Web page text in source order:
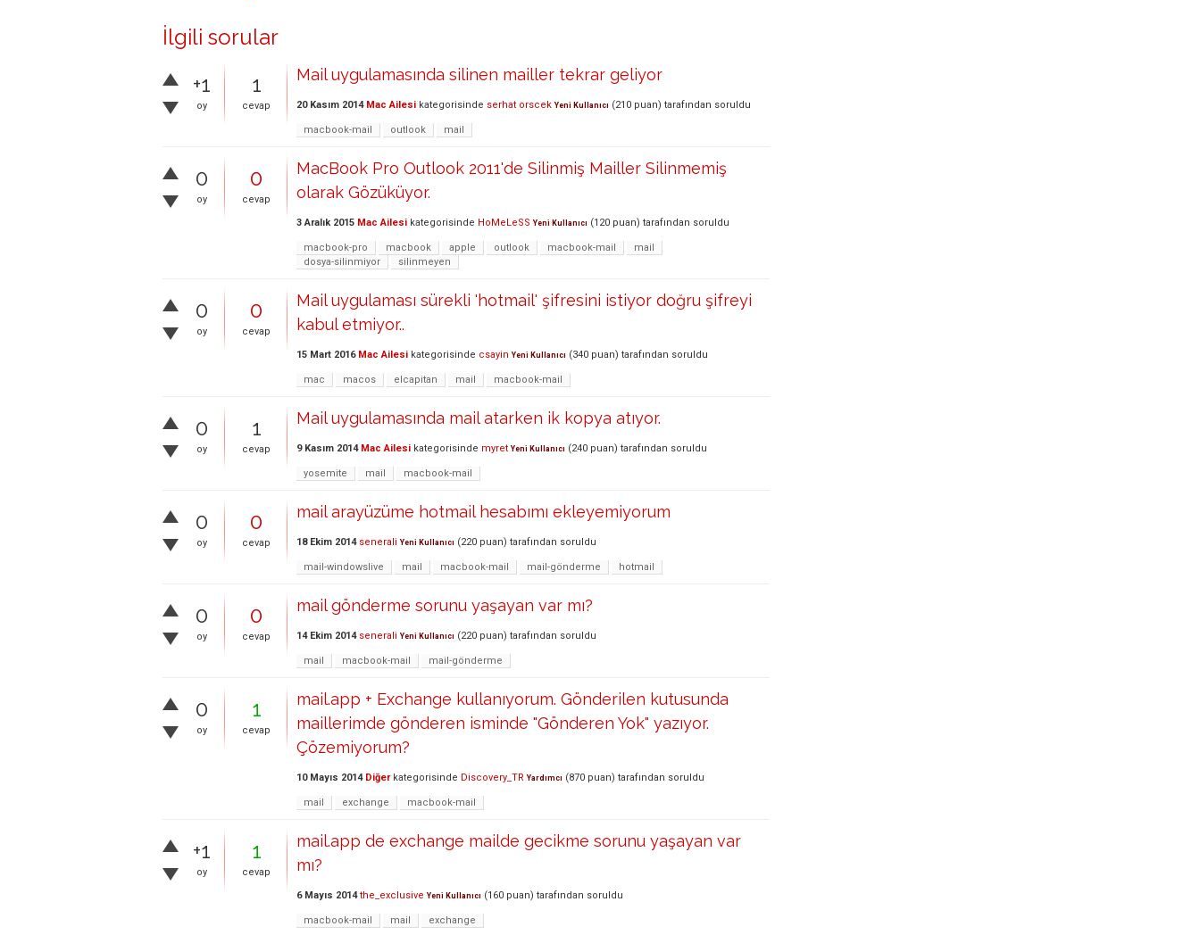
İlgili sorular
+1
oy
1
cevap
Mail uygulamasında silinen mailler tekrar geliyor
20 Kasım 2014 Mac Ailesi kategorisinde serhat orscek Yeni Kullanıcı (210 puan) tarafından soruldu
macbook-mail outlook mail
0
oy
0
cevap
MacBook Pro Outlook 2011'de Silinmiş Mailler Silinmemiş
olarak Gözüküyor.
3 Aralık 2015 Mac Ailesi kategorisinde HoMeLeSS Yeni Kullanıcı (120 puan) tarafından soruldu
macbook-pro macbook apple outlook macbook-mail
mail
dosya-silinmiyor
silinmeyen
0
oy
0
cevap
Mail uygulaması sürekli 'hotmail' şifresini istiyor doğru şifreyi
kabul etmiyor..
15 Mart 2016 Mac Ailesi kategorisinde csayin Yeni Kullanıcı (340 puan) tarafından soruldu
mac macos elcapitan mail macbook-mail
0
oy
1
cevap
Mail uygulamasında mail atarken ik kopya atıyor.
9 Kasım 2014 Mac Ailesi kategorisinde myret Yeni Kullanıcı (240 puan) tarafından soruldu
yosemite mail macbook-mail
0
oy
0
cevap
mail arayüzüme hotmail hesabımı ekleyemiyorum
18 Ekim 2014 senerali Yeni Kullanıcı (220 puan) tarafından soruldu
mail-windowslive mail macbook-mail mail-gönderme hotmail
0
oy
0
cevap
mail gönderme sorunu yaşayan var mı?
14 Ekim 2014 senerali Yeni Kullanıcı (220 puan) tarafından soruldu
mail macbook-mail mail-gönderme
0
oy
1
cevap
mail.app + Exchange kullanıyorum. Gönderilen kutusunda
maillerimde gönderen isminde "Gönderen Yok" yazıyor.
Çözemiyorum?
10 Mayıs 2014 Diğerkategorisinde Discovery_TR Yardımcı (870 puan) tarafından soruldu
mail exchange macbook-mail
+1
oy
1
cevap
mail.app de exchange mailde gecikme sorunu yaşayan var
mı?
6 Mayıs 2014 the_exclusive Yeni Kullanıcı (160 puan) tarafından soruldu
macbook-mail mail exchange